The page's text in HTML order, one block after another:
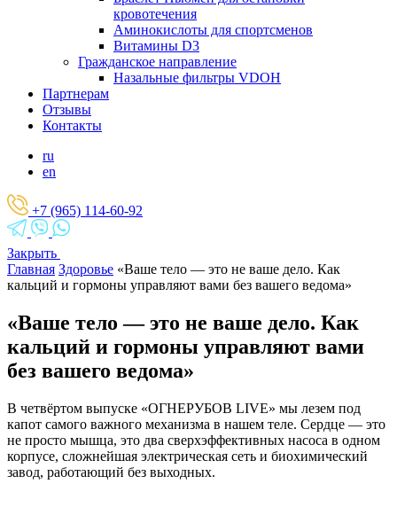
кровотечения
Аминокислоты для спортсменов
Витамины D3
Гражданское направление
Назальные фильтры VDOH
Партнерам
Отзывы
Контакты
ru
en
+7 (965) 114-60-92
Закрыть
Главная Здоровье «Ваше тело — это не ваше дело. Как
кальций и гормоны управляют вами без вашего ведома»
«Ваше тело — это не ваше дело. Как
кальций и гормоны управляют вами
без вашего ведома»
В четвёртом выпуске «ОГНЕРУБОВ LIVE» мы лезем под
капот самого важного механизма в нашем теле. Сердце — это
не просто мышца, это два сверхэффективных насоса в одном
корпусе, сложнейшая электрическая сеть и биохимический
завод, работающий без выходных.